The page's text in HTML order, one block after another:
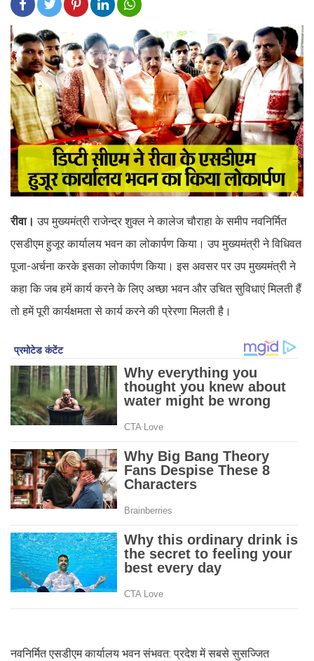
रीवा।उप मुख्यमंत्री राजेन्द्र शुक्ल ने कालेज चौराहा के समीप नवनिर्मित
एसडीएम हुजूर कार्यालय भवन का लोकार्पण किया। उप मुख्यमंत्री ने विधिवत
पूजा-अर्चना करके इसका लोकार्पण किया। इस अवसर पर उप मुख्यमंत्री ने
कहा कि जब हमें कार्य करने के लिए अच्छा भवन और उचित सुविधाएं मिलती हैं
तो हमें पूरी कार्यक्षमता से कार्य करने की प्रेरणा मिलती है।
नवनिर्मित एसडीएम कार्यालय भवन संभवत: प्रदेश में सबसे सुसज्जित